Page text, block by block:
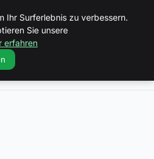
In Bs
Ihr Surferlebnis zu verbessern.
Sie unsere
erfahren